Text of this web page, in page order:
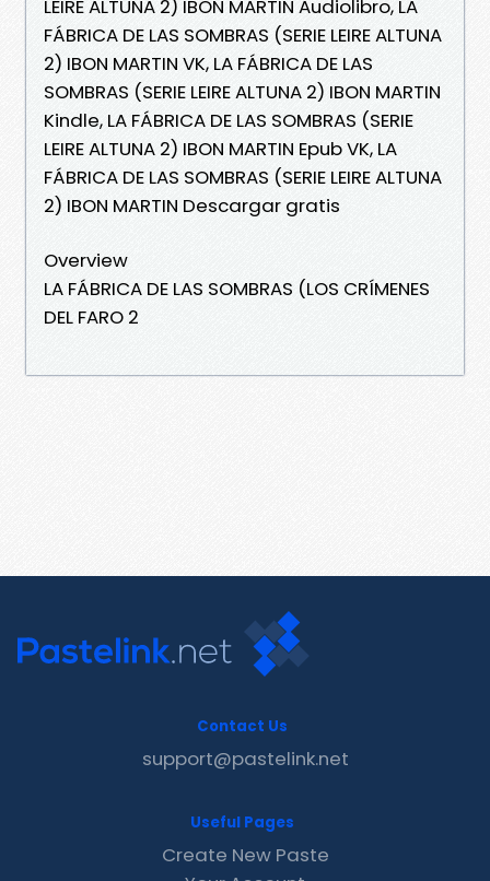
LEIRE ALTUNA 2) IBON MARTIN Audiolibro, LA
FÁBRICA DE LAS SOMBRAS (SERIE LEIRE ALTUNA
2) IBON MARTIN VK, LA FÁBRICA DE LAS
SOMBRAS (SERIE LEIRE ALTUNA 2) IBON MARTIN
Kindle, LA FÁBRICA DE LAS SOMBRAS (SERIE
LEIRE ALTUNA 2) IBON MARTIN Epub VK, LA
FÁBRICA DE LAS SOMBRAS (SERIE LEIRE ALTUNA
2) IBON MARTIN Descargar gratis
Overview
LA FÁBRICA DE LAS SOMBRAS (LOS CRÍMENES
DEL FARO 2
Contact Us
support@pastelink.net
Useful Pages
Create New Paste